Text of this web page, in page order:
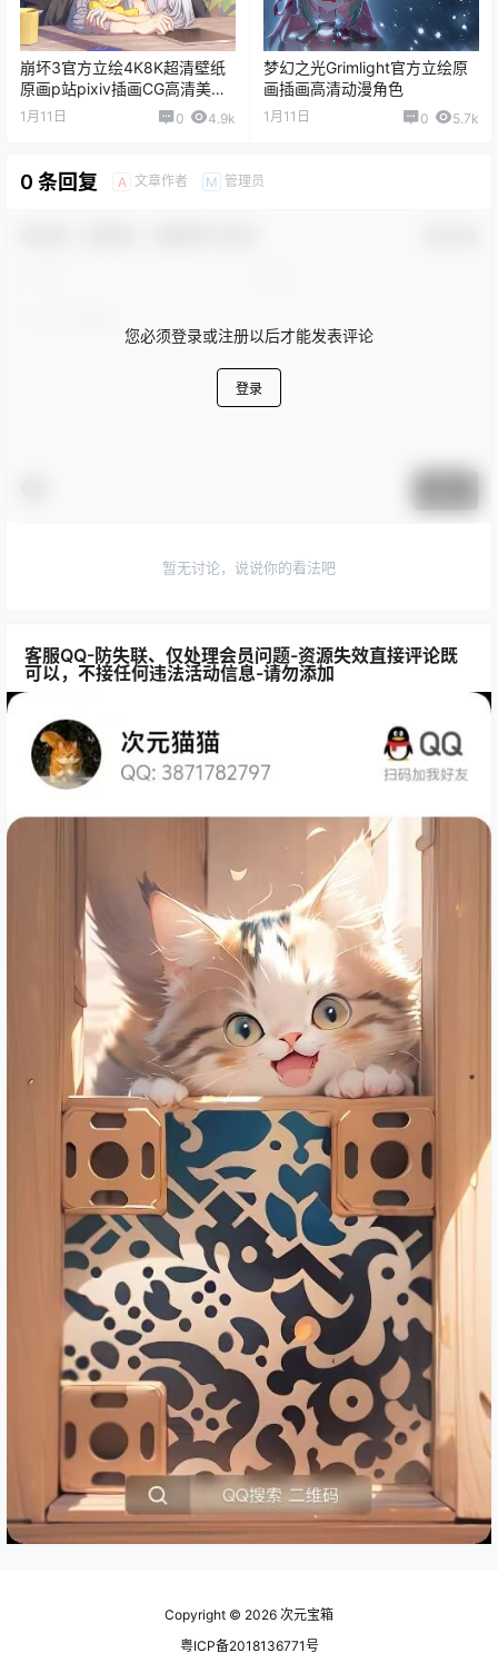
崩坏3官方立绘4K8K超清壁纸
原画p站pixiv插画CG高清美术
图片
1月11日 0 4.9k
梦幻之光Grimlight官方立绘原
画插画高清动漫角色
1月11日 0 5.7k
0 条回复 A 文章作者 M 管理员
您必须登录或注册以后才能发表评论
登录
暂无讨论，说说你的看法吧
客服QQ-防失联、仅处理会员问题-资源失效直接评论既
可以，不接任何违法活动信息-请勿添加
Copyright © 2026 次元宝箱
粤ICP备2018136771号